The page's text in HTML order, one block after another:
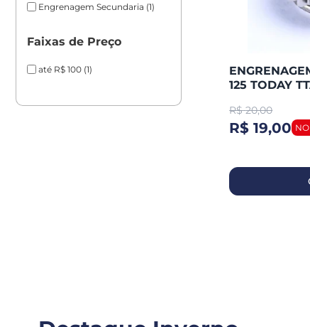
Engrenagem Secundaria (1)
Faixas de Preço
até R$ 100 (1)
125 TODAY
SMARTFOX
R$ 20,00
R$ 19,00